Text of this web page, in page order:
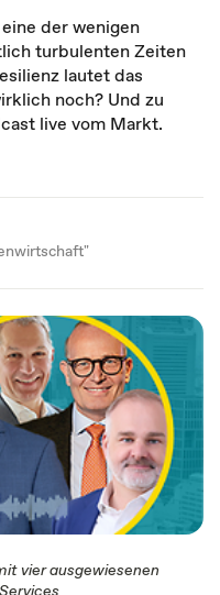
der wenigen
turbulenten Zeiten
lautet das
noch? Und zu
live vom Markt.
vier ausgewiesenen